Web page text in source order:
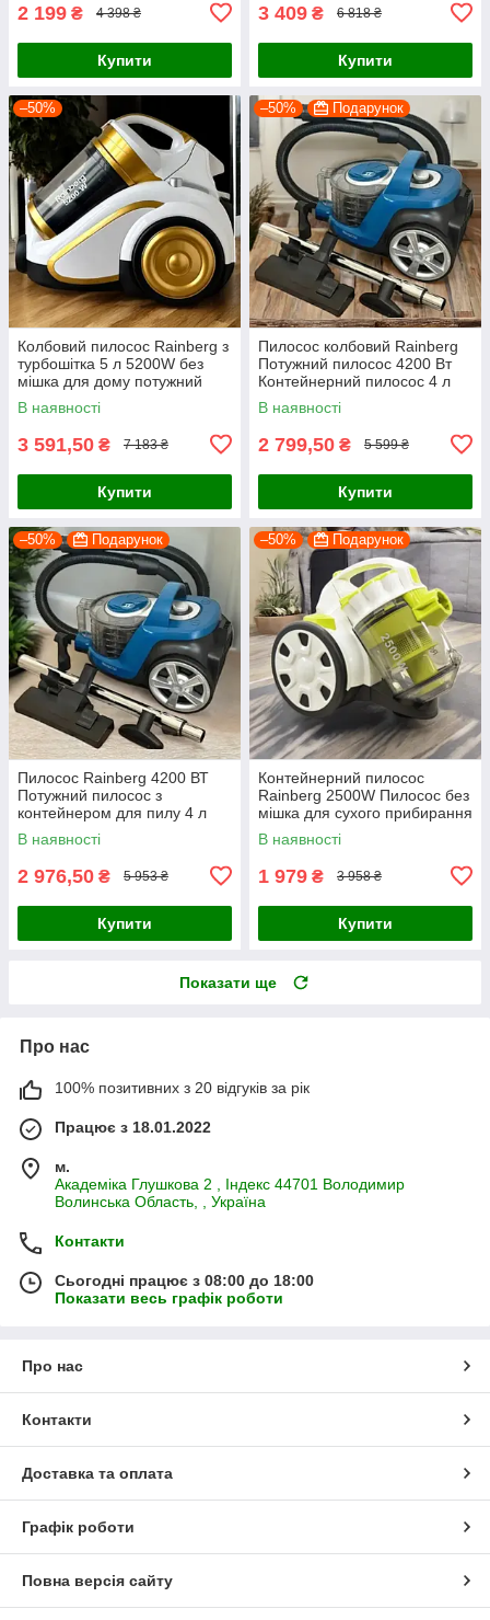
2 199 ₴ 4 398 ₴
Купити
3 409 ₴ 6 818 ₴
Купити
–50%
Колбовий пилосос Rainberg з
турбошітка 5 л 5200W без
мішка для дому потужний
циклонний
В наявності
3 591,50 ₴ 7 183 ₴
Купити
–50% Подарунок
Пилосос колбовий Rainberg
Потужний пилосос 4200 Вт
Контейнерний пилосос 4 л
Безмішковий пилосос
В наявності
2 799,50 ₴ 5 599 ₴
Купити
–50% Подарунок
Пилосос Rainberg 4200 ВТ
Потужний пилосос з
контейнером для пилу 4 л
Безмішковий пилосос для
дому
В наявності
2 976,50 ₴ 5 953 ₴
Купити
–50% Подарунок
Контейнерний пилосос
Rainberg 2500W Пилосос без
мішка для сухого прибирання
Потужний пилосос
В наявності
1 979 ₴ 3 958 ₴
Купити
Показати ще
Про нас
100% позитивних з 20 відгуків за рік
Працює з 18.01.2022
м.
Академiка Глушкова 2 , Iндекс 44701 Володимир
Волинська Область, , Україна
Контакти
Сьогодні працює з 08:00 до 18:00
Показати весь графік роботи
Про нас
Контакти
Доставка та оплата
Графік роботи
Повна версія сайту